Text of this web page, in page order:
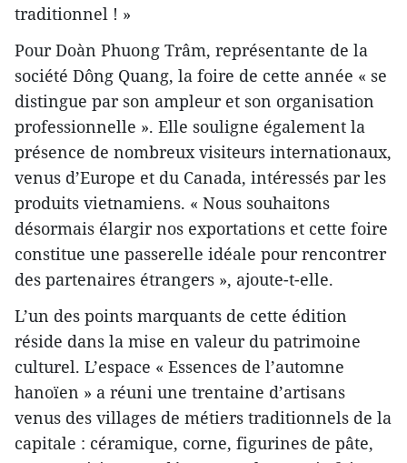
traditionnel ! »
Pour Doàn Phuong Trâm, représentante de la
société Dông Quang, la foire de cette année « se
distingue par son ampleur et son organisation
professionnelle ». Elle souligne également la
présence de nombreux visiteurs internationaux,
venus d’Europe et du Canada, intéressés par les
produits vietnamiens. « Nous souhaitons
désormais élargir nos exportations et cette foire
constitue une passerelle idéale pour rencontrer
des partenaires étrangers », ajoute-t-elle.
L’un des points marquants de cette édition
réside dans la mise en valeur du patrimoine
culturel. L’espace « Essences de l’automne
hanoïen » a réuni une trentaine d’artisans
venus des villages de métiers traditionnels de la
capitale : céramique, corne, figurines de pâte,